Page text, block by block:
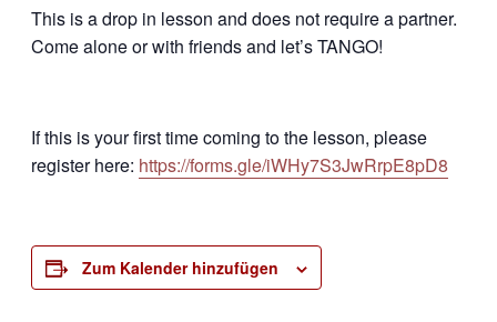
This is a drop in lesson and does not require a partner.
Come alone or with friends and let’s TANGO!
If this is your first time coming to the lesson, please
register here: https://forms.gle/iWHy7S3JwRrpE8pD8
Zum Kalender hinzufügen